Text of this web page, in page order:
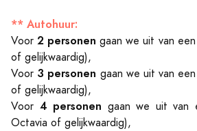
** Autohuur:
Voor2 personen gaan we uit van een
of gelijkwaardig),
Voor 3 personen gaan we uit van een
of gelijkwaardig),
Voor 4 personen gaan we uit van
Octavia of gelijkwaardig),